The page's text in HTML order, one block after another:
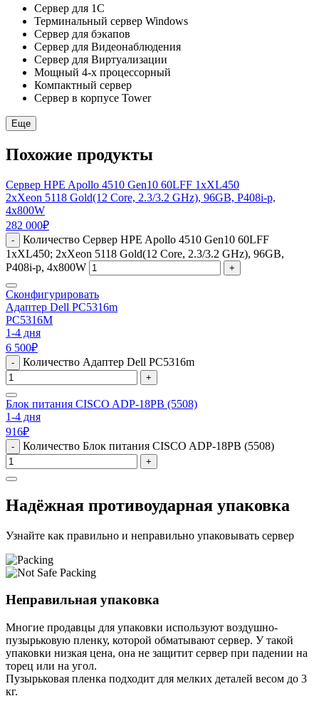
Сервер для 1С
Терминальный сервер Windows
Сервер для бэкапов
Сервер для Видеонаблюдения
Сервер для Виртуализации
Мощный 4-х процессорный
Компактный сервер
Сервер в корпусе Tower
Еще
Похожие продукты
Сервер HPE Apollo 4510 Gen10 60LFF 1xXL450
2xXeon 5118 Gold(12 Core, 2.3/3.2 GHz), 96GB, P408i-p,
4x800W
282 000₽
-
Количество Сервер HPE Apollo 4510 Gen10 60LFF
1xXL450; 2xXeon 5118 Gold(12 Core, 2.3/3.2 GHz), 96GB,
P408i-p, 4x800W
+
Сконфигурировать
Адаптер Dell PC5316m
PC5316M
1-4 дня
6 500₽
- Количество Адаптер Dell PC5316m
+
Блок питания CISCO ADP-18PB (5508)
1-4 дня
916₽
- Количество Блок питания CISCO ADP-18PB (5508)
+
Надёжная противоударная упаковка
Узнайте как правильно и неправильно упаковывать сервер
Неправильная упаковка
Многие продавцы для упаковки используют воздушно-
пузырьковую пленку, которой обматывают сервер. У такой
упаковки низкая цена, она не защитит сервер при падении на
торец или на угол.
Пузырьковая пленка подходит для мелких деталей весом до 3
кг.